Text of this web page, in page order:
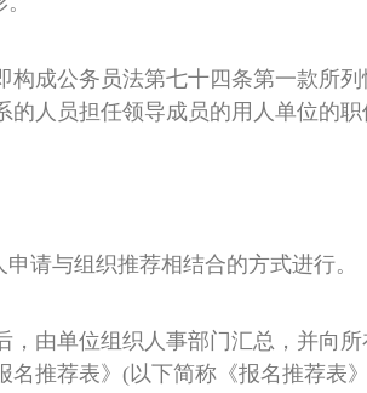
构成公务员法第七十四条第一款所
人员担任领导成员的用人单位的职
请与组织推荐相结合的方式进行。
，由单位组织人事部门汇总，并向
名推荐表》(以下简称《报名推荐表